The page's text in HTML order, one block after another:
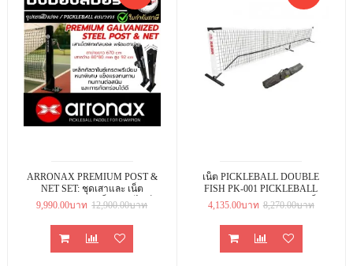
ARRONAX PREMIUM POST &
NET SET: ชุดเสาและ เน็ต
PICKLEBALL เหล็กกัลวาไนซ์
เกรดพรีเมียม
9,990.00บาท 12,900.00บาท
เน็ต PICKLEBALL DOUBLE
FISH PK-001 PICKLEBALL
POST & NET ชุดเสาพร้อม เน็ต
PICKLEBALL มาตรฐาน
4,135.00บาท 8,270.00บาท